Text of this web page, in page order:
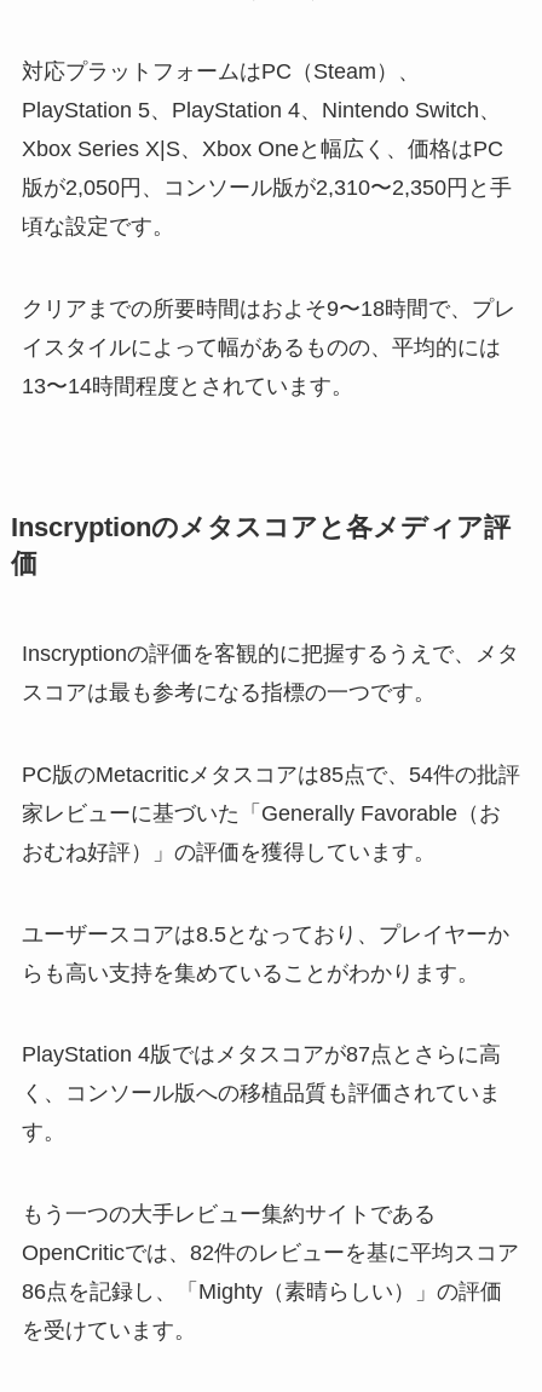
対応プラットフォームはPC（Steam）、
PlayStation 5、PlayStation 4、Nintendo Switch、
Xbox Series X|S、Xbox Oneと幅広く、価格はPC
版が2,050円、コンソール版が2,310〜2,350円と手
頃な設定です。
クリアまでの所要時間はおよそ9〜18時間で、プレ
イスタイルによって幅があるものの、平均的には
13〜14時間程度とされています。
Inscryptionのメタスコアと各メディア評
価
Inscryptionの評価を客観的に把握するうえで、メタ
スコアは最も参考になる指標の一つです。
PC版のMetacriticメタスコアは85点で、54件の批評
家レビューに基づいた「Generally Favorable（お
おむね好評）」の評価を獲得しています。
ユーザースコアは8.5となっており、プレイヤーか
らも高い支持を集めていることがわかります。
PlayStation 4版ではメタスコアが87点とさらに高
く、コンソール版への移植品質も評価されていま
す。
もう一つの大手レビュー集約サイトである
OpenCriticでは、82件のレビューを基に平均スコア
86点を記録し、「Mighty（素晴らしい）」の評価
を受けています。